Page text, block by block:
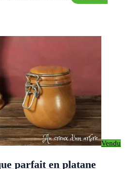
Vendu
parfait en platane